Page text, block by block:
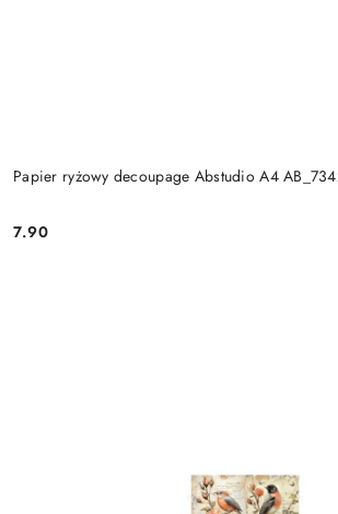
Papier ryżowy decoupage Abstudio A4
Cena:
7.90